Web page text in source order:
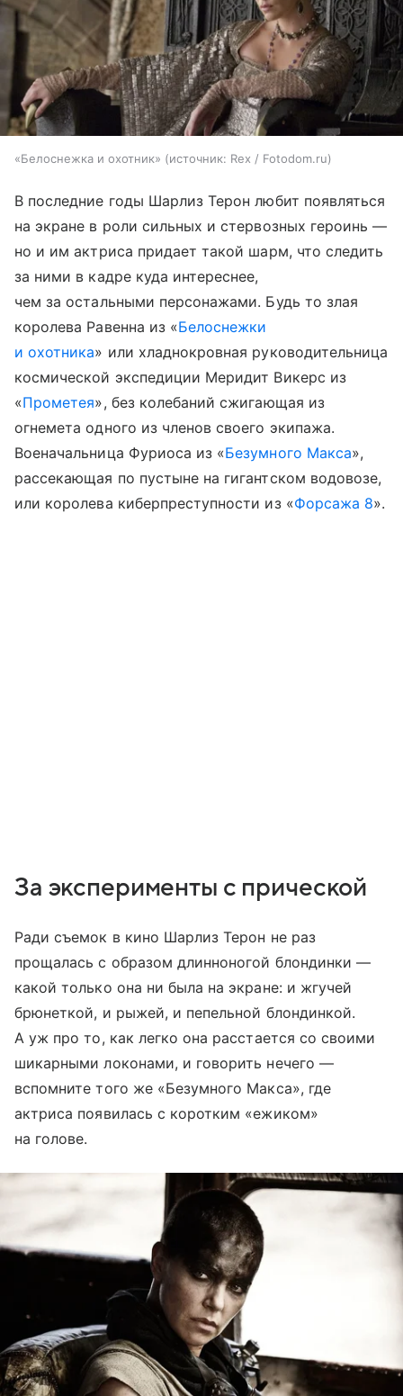
«Белоснежка и охотник» источник: Rex / Fotodom.ru
В последние годы Шарлиз Терон любит появляться
на экране в роли сильных и стервозных героинь —
но и им актриса придает такой шарм, что следить
за ними в кадре куда интереснее,
чем за остальными персонажами. Будь то злая
королева Равенна из «Белоснежки
и охотника» или хладнокровная руководительница
космической экспедиции Меридит Викерс из
«Прометея», без колебаний сжигающая из
огнемета одного из членов своего экипажа.
Военачальница Фуриоса из «Безумного Макса»,
рассекающая по пустыне на гигантском водовозе,
или королева киберпреступности из «Форсажа 8».
За эксперименты с прической
Ради съемок в кино Шарлиз Терон не раз
прощалась с образом длинноногой блондинки —
какой только она ни была на экране: и жгучей
брюнеткой, и рыжей, и пепельной блондинкой.
А уж про то, как легко она расстается со своими
шикарными локонами, и говорить нечего —
вспомните того же «Безумного Макса», где
актриса появилась с коротким «ежиком»
на голове.